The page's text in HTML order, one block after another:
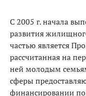
С 2005 г. начала
развития
частью является
рассчитанная на
ней молодым
сферы
финансировании